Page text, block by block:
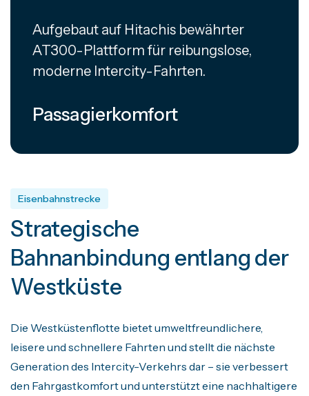
Aufgebaut auf Hitachis bewährter
AT300-Plattform für reibungslose,
moderne Intercity-Fahrten.
Passagierkomfort
Eisenbahnstrecke
Strategische
Bahnanbindung entlang der
Westküste
Die Westküstenflotte bietet umweltfreundlichere,
leisere und schnellere Fahrten und stellt die nächste
Generation des Intercity-Verkehrs dar – sie verbessert
den Fahrgastkomfort und unterstützt eine nachhaltigere